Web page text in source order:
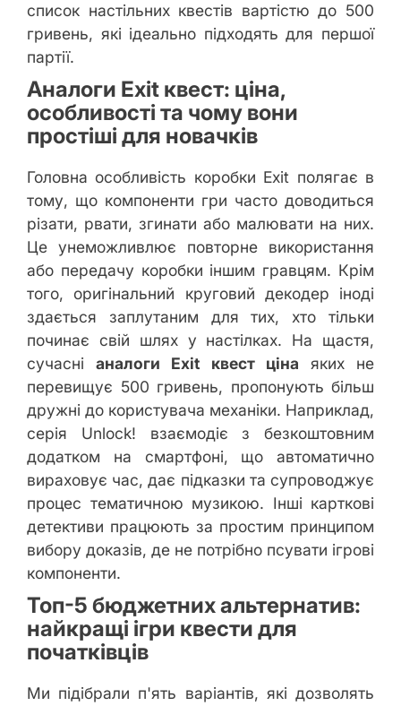
список настільних квестів вартістю до 500
гривень, які ідеально підходять для першої
партії.
Аналоги Exit квест: ціна,
особливості та чому вони
простіші для новачків
Головна особливість коробки Exit полягає в
тому, що компоненти гри часто доводиться
різати, рвати, згинати або малювати на них.
Це унеможливлює повторне використання
або передачу коробки іншим гравцям. Крім
того, оригінальний круговий декодер іноді
здається заплутаним для тих, хто тільки
починає свій шлях у настілках. На щастя,
сучасніаналоги Exit квест ціна яких не
перевищує 500 гривень, пропонують більш
дружні до користувача механіки. Наприклад,
серія Unlock! взаємодіє з безкоштовним
додатком на смартфоні, що автоматично
вираховує час, дає підказки та супроводжує
процес тематичною музикою. Інші карткові
детективи працюють за простим принципом
вибору доказів, де не потрібно псувати ігрові
компоненти.
Топ-5 бюджетних альтернатив:
найкращі ігри квести для
початківців
Ми підібрали п'ять варіантів, які дозволять